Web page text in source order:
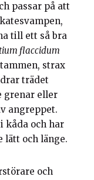
passar på att
till ett så bra
flaccidum
strax
trädet
grenar eller
angreppet.
kåda och har
lätt och länge.
och